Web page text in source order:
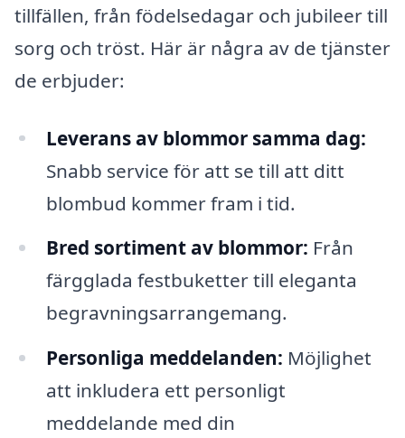
tillfällen, från födelsedagar och jubileer till
sorg och tröst. Här är några av de tjänster
de erbjuder:
Leverans av blommor samma dag:
Snabb service för att se till att ditt
blombud kommer fram i tid.
Bred sortiment av blommor: Från
färgglada festbuketter till eleganta
begravningsarrangemang.
Personliga meddelanden: Möjlighet
att inkludera ett personligt
meddelande med din